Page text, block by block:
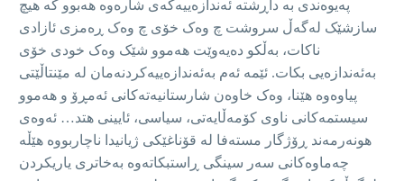
پەیوەندی بە داڕشتە ئەندازەییەکەی شارەوە هەبوو کە هیچ
سازشێک لەگەڵ سروشت چ وەک خۆی چ وەک ڕەمزی ئازادی
ناکات، بەڵکو دەیەوێت هەموو شێک وەک خودی خۆی
بەئەندازەیی بکات. ئێمە ئەم بەئەندازەییەکردنەمان لە مێنتاڵێتی
پیاوەوە هێنا، وەک خاوەن شارستانیەتەکانی ئەمڕۆ و هەموو
سیستمەکانی ناوی کۆمەڵایەتی، سیاسی، ئایینی هتد… ئەوەی
هونەرمەند ڕۆژگار مستەفا لە قۆناغێکی ژیانیدا ناچاربووە هێڵە
چەماوەکانی سەر سینگی ڕاستبکاتەوە بەخاتری یاریکردن